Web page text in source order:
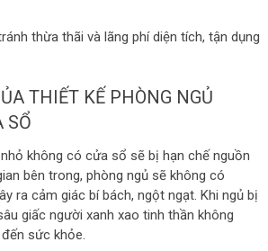
thừa thãi và lãng phí diện tích, tận dụng
THIẾT KẾ PHÒNG NGỦ
SỔ
không có cửa sổ sẽ bị hạn chế nguồn
bên trong, phòng ngủ sẽ không có
ra cảm giác bí bách, ngột ngạt. Khi ngủ bị
giấc người xanh xao tinh thần không
sức khỏe.